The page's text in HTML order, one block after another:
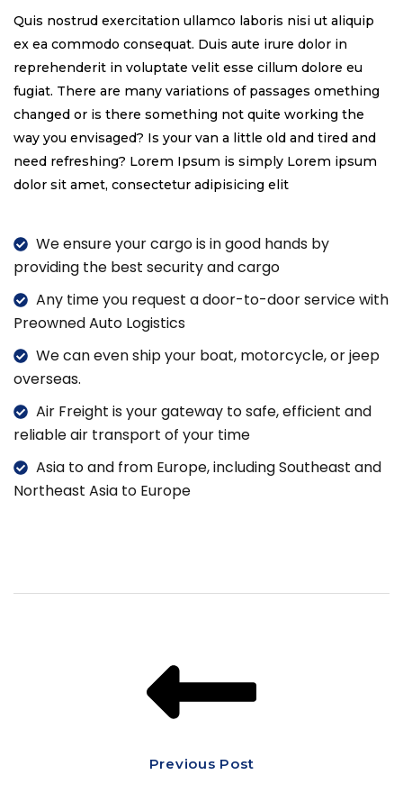
Quis nostrud exercitation ullamco laboris nisi ut aliquip
ex ea commodo consequat. Duis aute irure dolor in
reprehenderit in voluptate velit esse cillum dolore eu
fugiat. There are many variations of passages omething
changed or is there something not quite working the
way you envisaged? Is your van a little old and tired and
need refreshing? Lorem Ipsum is simply Lorem ipsum
dolor sit amet, consectetur adipisicing elit
We ensure your cargo is in good hands by
providing the best security and cargo
Any time you request a door-to-door service with
Preowned Auto Logistics
We can even ship your boat, motorcycle, or jeep
overseas.
Air Freight is your gateway to safe, efficient and
reliable air transport of your time
Asia to and from Europe, including Southeast and
Northeast Asia to Europe
Previous Post